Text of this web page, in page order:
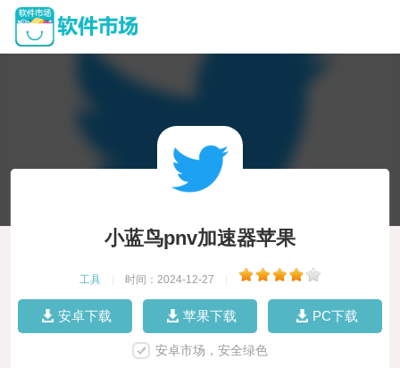
小蓝鸟pnv加速器苹果
工具 时间：2024-12-27
安卓下载 苹果下载 PC下载
安卓市场，安全绿色